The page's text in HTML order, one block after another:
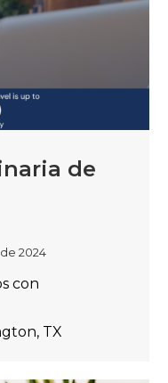
de
2024
con
TX